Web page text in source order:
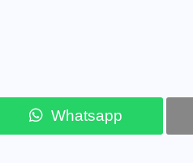
Whatsapp